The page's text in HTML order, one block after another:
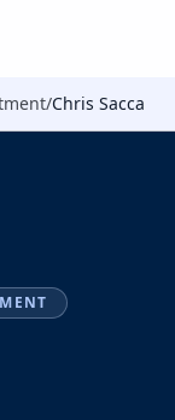
/Chris Sacca